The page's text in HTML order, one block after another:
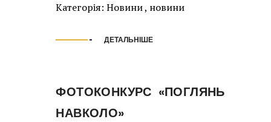
Категорія: Новини, новини
ДЕТАЛЬНІШЕ
ФОТОКОНКУРС «ПОГЛЯНЬ
НАВКОЛО»